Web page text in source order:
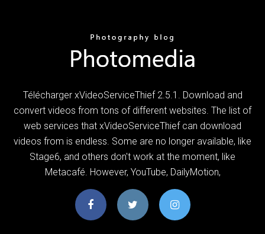
Télécharger xVideoServiceThief 2.5.1. Download and
convert videos from tons of different websites. The list of
web services that xVideoServiceThief can download
videos from is endless. Some are no longer available, like
Stage6, and others don't work at the moment, like
Metacafé. However, YouTube, DailyMotion,